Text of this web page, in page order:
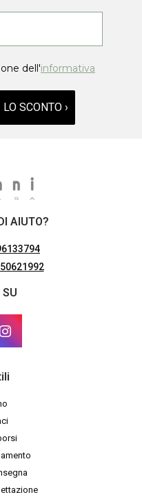
dell'informativa
SCONTO ›
AIUTO?
SU